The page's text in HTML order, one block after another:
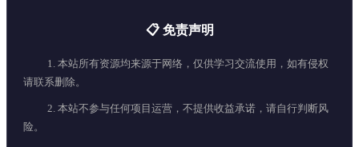
📋 免责声明
1. 本站所有资源均来源于网络，仅供学习交流使用，如有侵权
请联系删除。
2. 本站不参与任何项目运营，不提供收益承诺，请自行判断风
险。